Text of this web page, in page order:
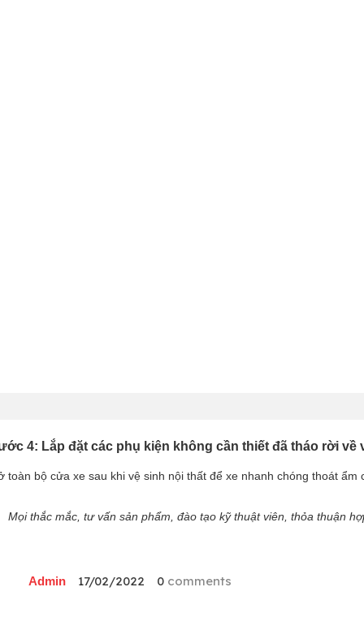
4: Lắp đặt các phụ kiện không cần thiết đã tháo rời về
toàn bộ cửa xe sau khi vệ sinh nội thất để xe nhanh chóng thoát
Mọi thắc mắc, tư vấn sản phẩm, đào tạo kỹ thuật viên, thỏa thuận
Admin 17/02/2022 0 comments